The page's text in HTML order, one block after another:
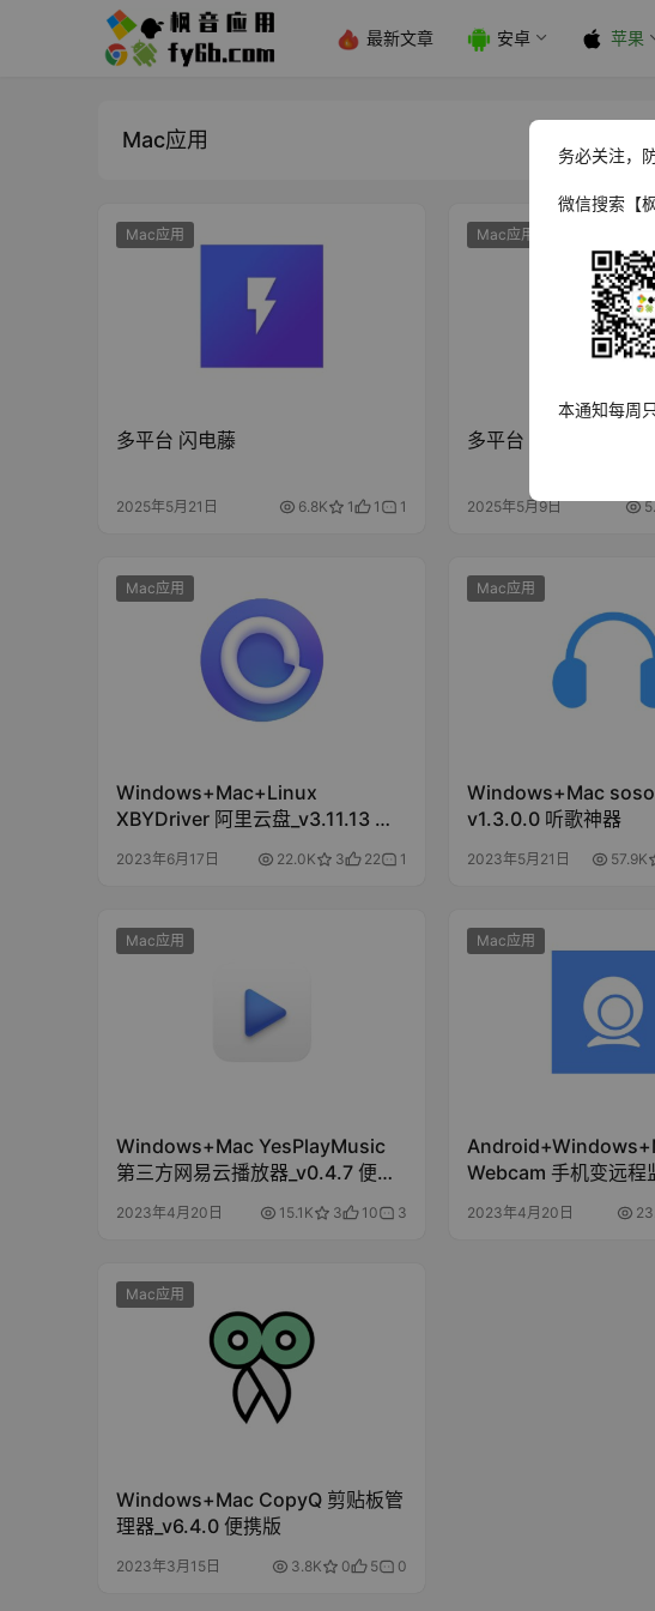
最新文章 安卓 苹果
Mac应用
Mac应用
多平台 闪电藤
2025年5月21日 6.8K 1 1 1
Mac应用
多平台 360AI浏览器
2025年5月9日
Mac应用
Windows+Mac+Linux
XBYDriver 阿里云盘_v3.11.13 小
白羊版+v3修复版
2023年6月17日 22.0K 3 22 1
Mac应用
Windows+Mac
v1.3.0.0 听歌神器
2023年5月21日 57.9K
Mac应用
Windows+Mac YesPlayMusic
第三方网易云播放器_v0.4.7 便携
2023年4月20日 15.1K 3 10 3
Mac应用
Webcam 手机变远程
_v2.7 精简版
2023年4月20日
Mac应用
Windows+Mac CopyQ 剪贴板管
理器_v6.4.0 便携版
2023年3月15日 3.8K 0 5 0
务必关注，
微信搜索【
本通知每周